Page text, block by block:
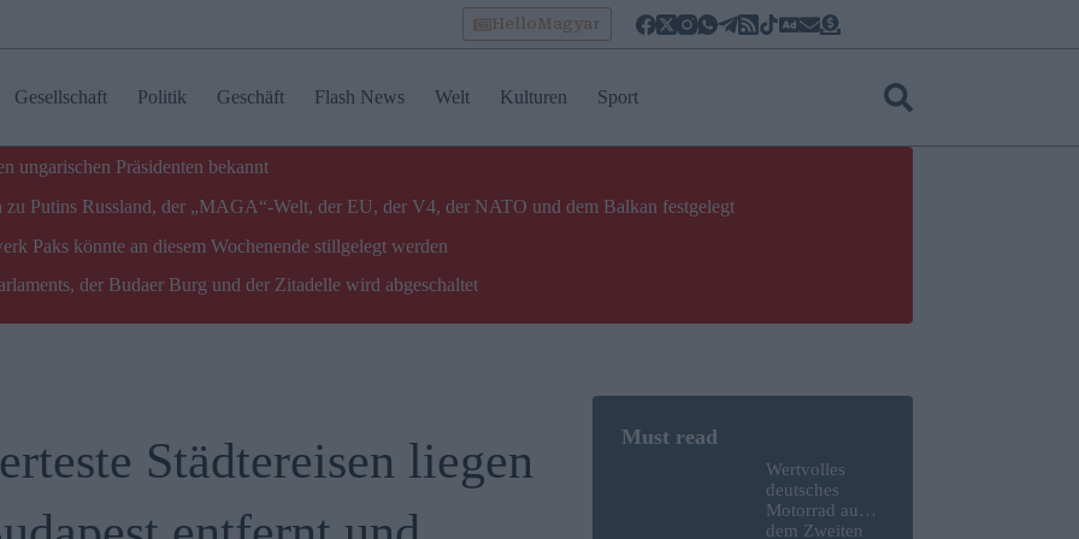
HelloMagyar
Gesellschaft Politik Geschäft Flash News Welt Kulturen Sport
ungarischen Präsidenten bekannt
Putins Russland, der „MAGA“-Welt, der EU, der V4, der NATO und dem Balkan festgelegt
Paks könnte an diesem Wochenende stillgelegt werden
der Budaer Burg und der Zitadelle wird abgeschaltet
Städtereisen liegen
Wertvolles
deutsches
Motorrad aus
dem Zweiten